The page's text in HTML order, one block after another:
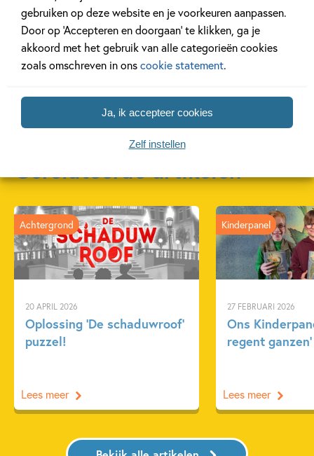
gebruiken op deze website en je voorkeuren aanpassen.
Door op ‘Accepteren en doorgaan’ te klikken, ga je
akkoord met het gebruik van alle categorieën cookies
zoals omschreven in onscookie statement.
Ja, ik accepteer cookies
Zelf instellen
Zo teken je
Squishmallows
Jazwares
Original
Squishmallows
kleurboek
Jazwares
Het
Gerelateerde artikelen
20 APRIL 2026
Oplossing ‘De schaduwroof’
puzzel!
Achtergrond
Lees meer
27 FEBRUARI 2026
Ons
regent ganzen’
Kinderpanel
Lees meer